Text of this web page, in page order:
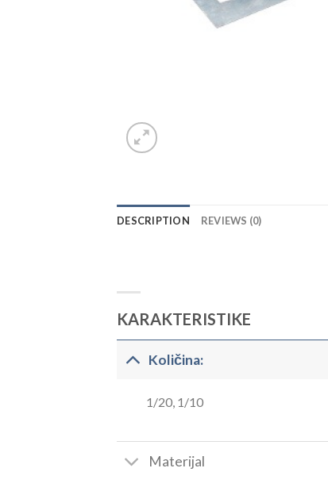
DESCRIPTION REVIEWS (0)
KARAKTERISTIKE
Količina:
1/20, 1/10
Materijal